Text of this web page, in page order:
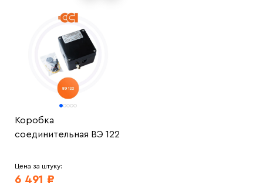
Коробка
соединительная ВЭ 122
Цена за штуку:
6 491 ₽